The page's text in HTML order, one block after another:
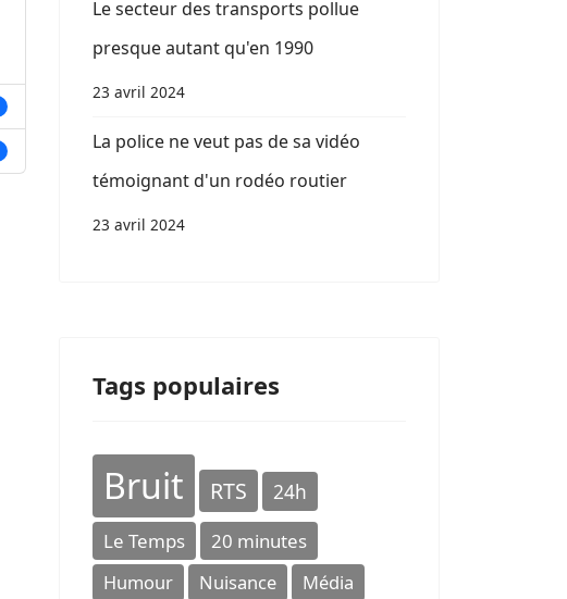
Le secteur des transports pollue
presque autant qu'en 1990
23 avril 2024
La police ne veut pas de sa vidéo
témoignant d'un rodéo routier
23 avril 2024
Tags populaires
Bruit RTS 24h
Le Temps
20 minutes
Humour
Nuisance Média